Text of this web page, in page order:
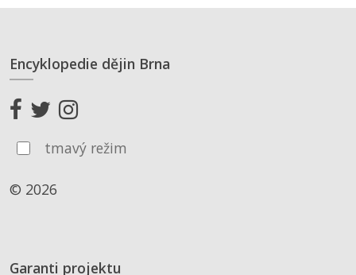
Encyklopedie dějin Brna
tmavý režim
© 2026
Garanti projektu